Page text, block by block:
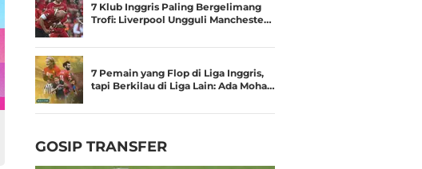
7 Klub Inggris Paling Bergelimang
Trofi: Liverpool Ungguli Mancheste…
7 Pemain yang Flop di Liga Inggris,
tapi Berkilau di Liga Lain: Ada Moha…
GOSIP TRANSFER